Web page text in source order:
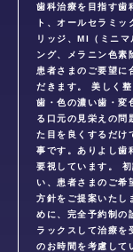
歯科治療を目指す歯
ト、オールセラミ
リッジ、MI（ミニ
ング、メラニン色素
患者さまのご要望に
だきます。 美しく
歯・色の濃い歯・変
る口元の見栄えの問
た目を良くするだけ
事です。ありよし歯
要視しています。
い、患者さまのご希
方針をご提案いたし
めに、完全予約制の
ラックスして治療を
のお時間を考慮して